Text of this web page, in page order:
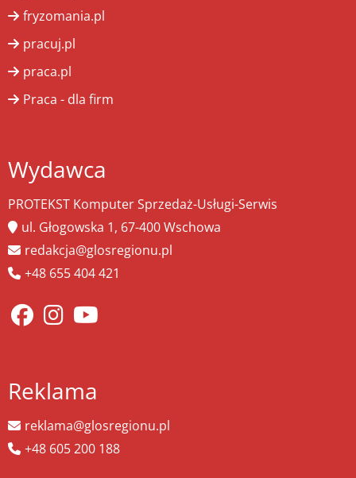
fryzomania.pl
pracuj.pl
praca.pl
Praca - dla firm
Wydawca
PROTEKST Komputer Sprzedaż-Usługi-Serwis
ul. Głogowska 1, 67-400 Wschowa
redakcja@glosregionu.pl
+48 655 404 421
Reklama
reklama@glosregionu.pl
+48 605 200 188